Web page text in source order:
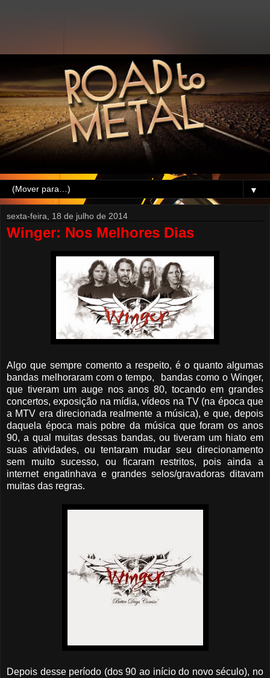
▼
sexta-feira, 18 de julho de 2014
Winger: Nos Melhores Dias
Algo que sempre comento a respeito, é o quanto algumas
bandas melhoraram com o tempo, bandas como o Winger,
que tiveram um auge nos anos 80, tocando em grandes
concertos, exposição na mídia, vídeos na TV (na época que
a MTV era direcionada realmente a música), e que, depois
daquela época mais pobre da música que foram os anos
90, a qual muitas dessas bandas, ou tiveram um hiato em
suas atividades, ou tentaram mudar seu direcionamento
sem muito sucesso, ou ficaram restritos, pois ainda a
internet engatinhava e grandes selos/gravadoras ditavam
muitas das regras.
Depois desse período (dos 90 ao início do novo século), no